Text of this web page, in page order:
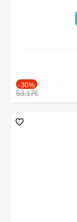
-30%
53.17€